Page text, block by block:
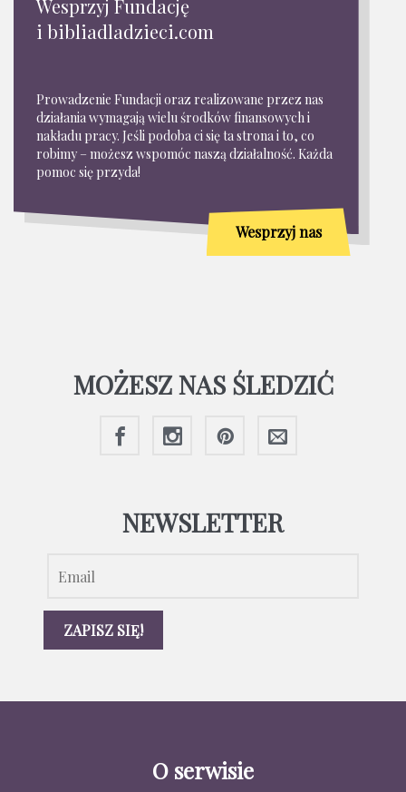
Wesprzyj Fundację
i bibliadladzieci.com
Prowadzenie Fundacji oraz realizowane przez nas
działania wymagają wielu środków finansowych i
nakładu pracy. Jeśli podoba ci się ta strona i to, co
robimy – możesz wspomóc naszą działalność. Każda
pomoc się przyda!
Wesprzyj nas
MOŻESZ NAS ŚLEDZIĆ
NEWSLETTER
O serwisie